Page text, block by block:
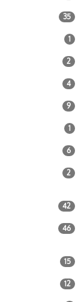
35
1
2
4
9
1
6
2
42
46
15
12